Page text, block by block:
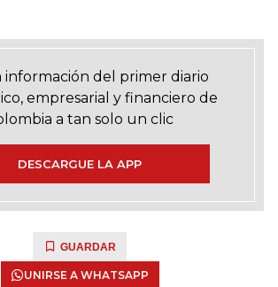
información del primer diario
empresarial y financiero de
a tan solo un clic
DESCARGUE LA APP
GUARDAR
UNIRSE A WHATSAPP